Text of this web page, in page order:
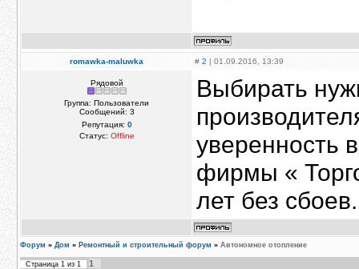
romawka-maluwka # 2 | 01.09.2016, 13:39
Рядовой
Группа: Пользователи
Сообщений: 3
Репутация: 0
Статус: Offline
Выбирать
уверенность
фирмы «
лет без
Форум » Дом » Ремонтный и строительный форум » Автономное отопление
Страница 1 из 1 1